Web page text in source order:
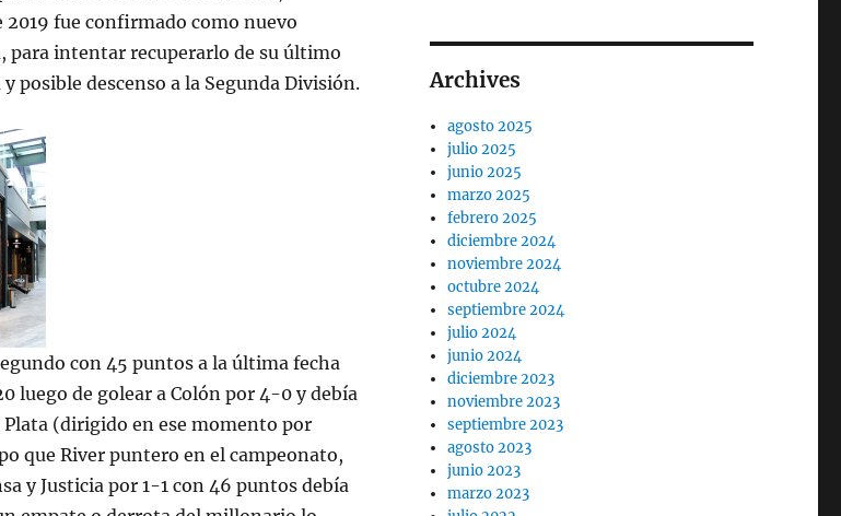
fue confirmado como nuevo
para intentar recuperarlo de su último
posible descenso a la Segunda División.
con 45 puntos a la última fecha
luego de golear a Colón por 4-0 y debía
(dirigido en ese momento por
que River puntero en el campeonato,
y Justicia por 1-1 con 46 puntos debía
Archives
agosto 2025
julio 2025
junio 2025
marzo 2025
febrero 2025
diciembre 2024
noviembre 2024
octubre 2024
septiembre 2024
julio 2024
junio 2024
diciembre 2023
noviembre 2023
septiembre 2023
agosto 2023
junio 2023
marzo 2023